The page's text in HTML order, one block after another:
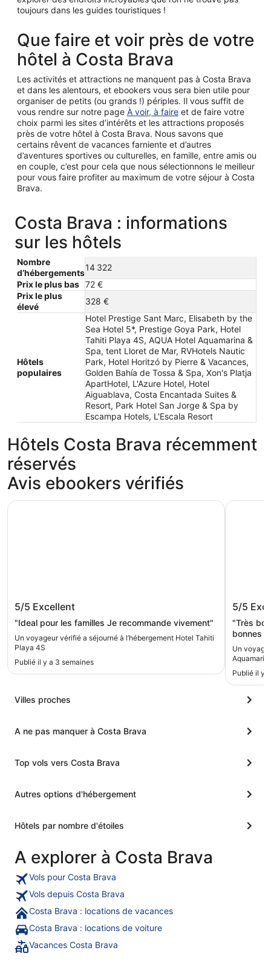
toujours dans les guides touristiques !
Que faire et voir près de votre
hôtel à Costa Brava
Les activités et attractions ne manquent pas à Costa Brava
et dans les alentours, et ebookers vous sera bien utile pour
organiser de petits (ou grands !) périples. Il vous suffit de
vous rendre sur notre page À voir, à faire et de faire votre
choix parmi les sites d’intérêts et les attractions proposés
près de votre hôtel à Costa Brava. Nous savons que
certains rêvent de vacances farniente et d’autres
d’aventures sportives ou culturelles, en famille, entre amis ou
en couple, c’est pour cela que nous sélectionnons le meilleur
pour vous faire profiter au maximum de votre séjour à Costa
Brava.
Costa Brava : informations
sur les hôtels
Nombre
d’hébergements
14 322
Prix le plus bas 72 €
Prix le plus
élevé
328 €
Hôtels
populaires
Hotel Prestige Sant Marc, Elisabeth by the
Sea Hotel 5*, Prestige Goya Park, Hotel
Tahiti Playa 4S, AQUA Hotel Aquamarina &
Spa, tent Lloret de Mar, RVHotels Nautic
Park, Hotel Horitzó by Pierre & Vacances,
Golden Bahía de Tossa & Spa, Xon's Platja
ApartHotel, L'Azure Hotel, Hotel
Aiguablava, Costa Encantada Suites &
Resort, Park Hotel San Jorge & Spa by
Escampa Hotels, L'Escala Resort
Hôtels Costa Brava récemment
réservés
Avis ebookers vérifiés
Hotel Tahiti Playa 4S
5/5 Excellent
"Ideal pour les familles Je recommande vivement"
Un voyageur vérifié a séjourné à l’hébergement Hotel Tahiti
Playa 4S
Publié il y a 3 semaines
Hotel Tahiti Playa 4S
AQUA
5/5
"Très
bonnes
de buffet
que
Très
efficace.
de
Un
Publié il y
AQUA
Villes proches
A ne pas manquer à Costa Brava
Top vols vers Costa Brava
Autres options d'hébergement
Hôtels par nombre d'étoiles
A explorer à Costa Brava
Vols pour Costa Brava
Vols depuis Costa Brava
Costa Brava : locations de vacances
Costa Brava : locations de voiture
Vacances Costa Brava